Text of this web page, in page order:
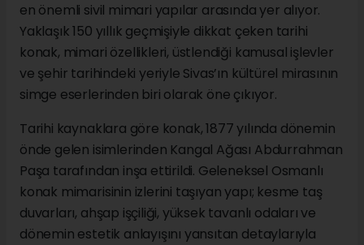
en önemli sivil mimari yapılar arasında yer alıyor.
Yaklaşık 150 yıllık geçmişiyle dikkat çeken tarihi
konak, mimari özellikleri, üstlendiği kamusal işlevler
ve şehir tarihindeki yeriyle Sivas’ın kültürel mirasının
simge eserlerinden biri olarak öne çıkıyor.
Tarihi kaynaklara göre konak, 1877 yılında dönemin
önde gelen isimlerinden Kangal Ağası Abdurrahman
Paşa tarafından inşa ettirildi. Geleneksel Osmanlı
konak mimarisinin izlerini taşıyan yapı; kesme taş
duvarları, ahşap işçiliği, yüksek tavanlı odaları ve
dönemin estetik anlayışını yansıtan detaylarıyla